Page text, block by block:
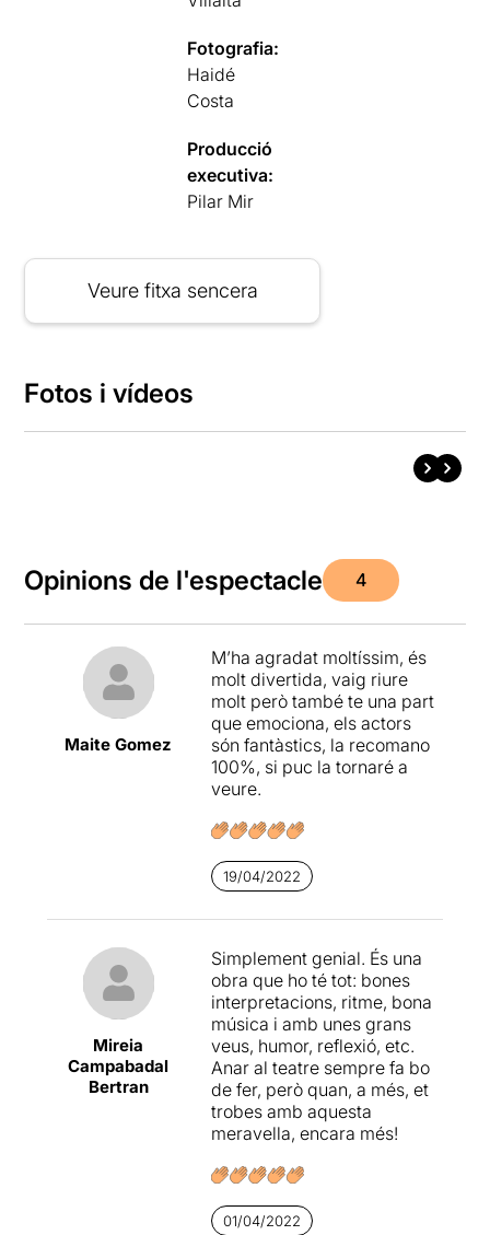
Fotografia:
Haidé
Costa
Producció
executiva:
Pilar Mir
Veure fitxa sencera
Fotos i vídeos
Opinions de l'espectacle 4
Maite Gomez
M’ha agradat moltíssim, és
molt divertida, vaig riure
molt però també te una part
que emociona, els actors
són fantàstics, la recomano
100%, si puc la tornaré a
veure.
19/04/2022
Mireia
Campabadal
Bertran
Simplement genial. És una
obra que ho té tot: bones
interpretacions, ritme, bona
música i amb unes grans
veus, humor, reflexió, etc.
Anar al teatre sempre fa bo
de fer, però quan, a més, et
trobes amb aquesta
meravella, encara més!
01/04/2022